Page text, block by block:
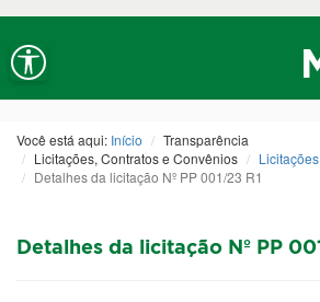
Ir ao conteúdo Alt+1 Ir ao menu Alt+2
A-Diminuir fonte
Você está aqui: Início
Transparência
Licitações, Contratos e Convênios
Licitações
Detalhes da licitação Nº PP 001/23 R1
Detalhes da licitação Nº PP